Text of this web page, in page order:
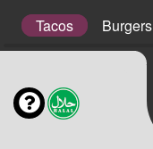
Tacos Burgers